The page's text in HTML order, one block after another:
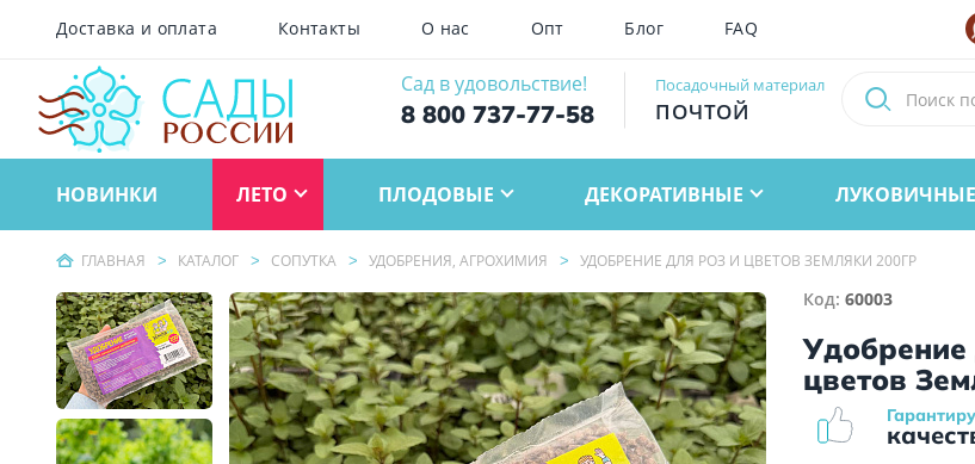
Доставка и оплата Контакты О нас Опт Блог FAQ
Сад в удовольствие!
8 800 737-77-58
Посадочный материал
ПОЧТОЙ
НОВИНКИ ЛЕТО ПЛОДОВЫЕ ДЕКОРАТИВНЫЕ ЛУКОВИЧНЫЕ
ГЛАВНАЯ КАТАЛОГ СОПУТКА УДОБРЕНИЯ, АГРОХИМИЯ УДОБРЕНИЕ ДЛЯ РОЗ И ЦВЕТОВ ЗЕМЛЯКИ 200ГР
Код: 60003
Удобрение
цветов